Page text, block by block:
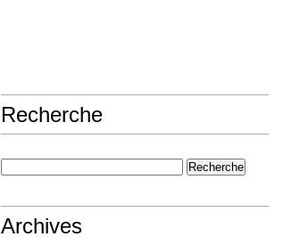
Recherche
Archives